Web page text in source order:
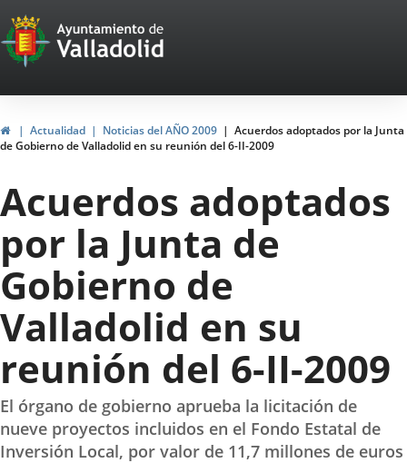
Portal
Web
del
Ayuntamiento
de
Valladolid
HomeActualidad Noticias del AÑO 2009
Acuerdos adoptados por la Junta
de Gobierno de Valladolid en su reunión del 6-II-2009
Acuerdos adoptados
por la Junta de
Gobierno de
Valladolid en su
reunión del 6-II-2009
El órgano de gobierno aprueba la licitación de
nueve proyectos incluidos en el Fondo Estatal de
Inversión Local, por valor de 11,7 millones de euros